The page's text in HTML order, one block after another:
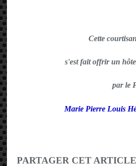
Cette
s'est fait offrir un
par le
Marie Pierre Louis
PARTAGER CET ARTICLE